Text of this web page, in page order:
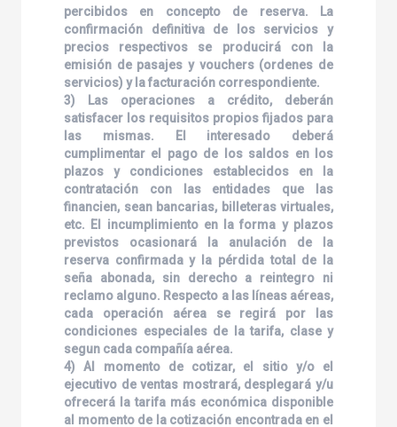
percibidos en concepto de reserva. La
confirmación definitiva de los servicios y
precios respectivos se producirá con la
emisión de pasajes y vouchers (ordenes de
servicios) y la facturación correspondiente.
3) Las operaciones a crédito, deberán
satisfacer los requisitos propios fijados para
las mismas. El interesado deberá
cumplimentar el pago de los saldos en los
plazos y condiciones establecidos en la
contratación con las entidades que las
financien, sean bancarias, billeteras virtuales,
etc. El incumplimiento en la forma y plazos
previstos ocasionará la anulación de la
reserva confirmada y la pérdida total de la
seña abonada, sin derecho a reintegro ni
reclamo alguno. Respecto a las líneas aéreas,
cada operación aérea se regirá por las
condiciones especiales de la tarifa, clase y
segun cada compañía aérea.
4) Al momento de cotizar, el sitio y/o el
ejecutivo de ventas mostrará, desplegará y/u
ofrecerá la tarifa más económica disponible
al momento de la cotización encontrada en el